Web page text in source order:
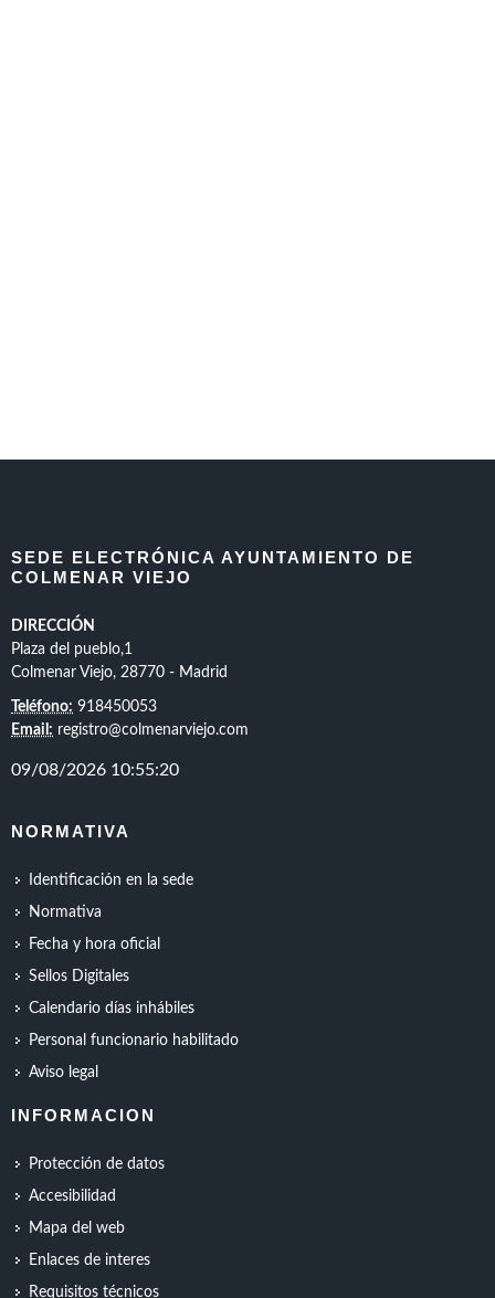
SEDE ELECTRÓNICA AYUNTAMIENTO DE
COLMENAR VIEJO
DIRECCIÓN
Plaza del pueblo,1
Colmenar Viejo, 28770 - Madrid
Teléfono: 918450053
Email: registro@colmenarviejo.com
NORMATIVA
Identificación en la sede
Normativa
Fecha y hora oficial
Sellos Digitales
Calendario días inhábiles
Personal funcionario habilitado
Aviso legal
INFORMACION
Protección de datos
Accesibilidad
Mapa del web
Enlaces de interes
Requisitos técnicos